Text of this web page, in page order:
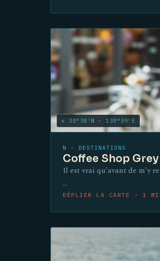
✛ 30°38′N · 138°39′E
N · DESTINATIONS
Coffee Shop
Il est vrai qu’avant de m’y
…
DÉPLIER LA CARTE · 1